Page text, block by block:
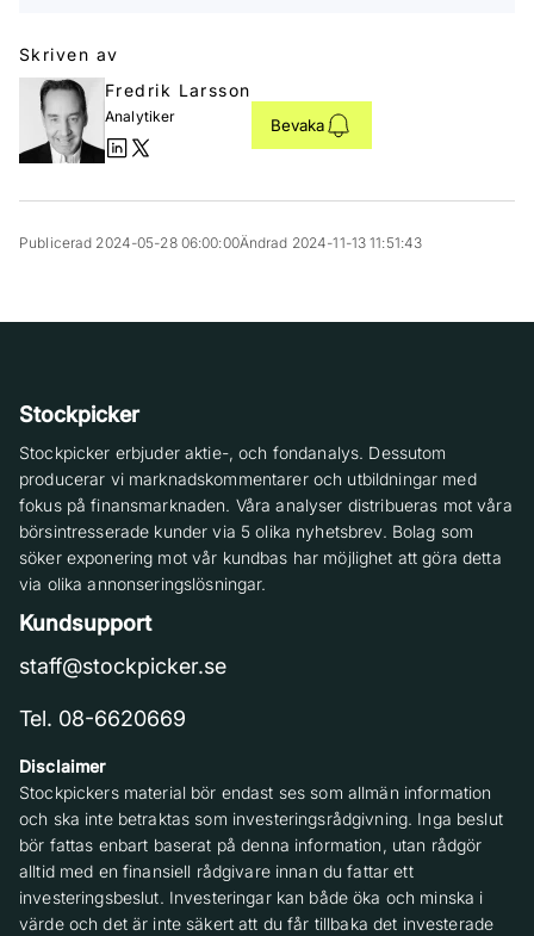
Skriven av
Fredrik Larsson
Analytiker Bevaka
Publicerad 2024-05-28 06:00:00Ändrad 2024-11-13 11:51:43
Stockpicker
Stockpicker erbjuder aktie-, och fondanalys. Dessutom
producerar vi marknadskommentarer och utbildningar med
fokus på finansmarknaden. Våra analyser distribueras mot våra
börsintresserade kunder via 5 olika nyhetsbrev. Bolag som
söker exponering mot vår kundbas har möjlighet att göra detta
via olika annonseringslösningar.
Kundsupport
staff@stockpicker.se
Tel. 08-6620669
Disclaimer
Stockpickers material bör endast ses som allmän information
och ska inte betraktas som investeringsrådgivning. Inga beslut
bör fattas enbart baserat på denna information, utan rådgör
alltid med en finansiell rådgivare innan du fattar ett
investeringsbeslut. Investeringar kan både öka och minska i
värde och det är inte säkert att du får tillbaka det investerade